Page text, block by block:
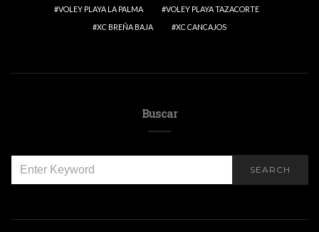
VOLEY PLAYA LA PALMA
VOLEY PLAYA TAZACORTE
XC BREÑA BAJA
XC CANCAJOS
Buscar
FOR:
SEARCH